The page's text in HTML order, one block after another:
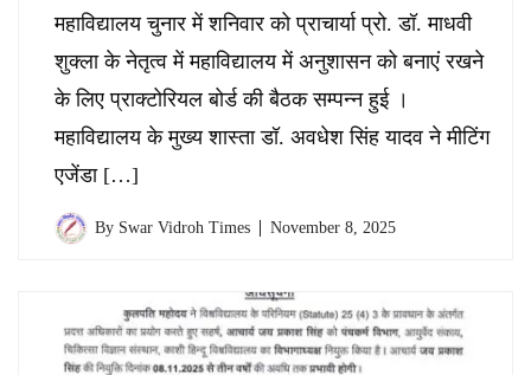
महाविद्यालय चुनार में शनिवार को प्राचार्या प्रो. डॉ. माधवी
शुक्ला के नेतृत्व में महाविद्यालय में अनुशासन को बनाएं रखने
के लिए प्राक्टोरियल बोर्ड की बैठक सम्पन्न हुई ।
महाविद्यालय के मुख्य शास्ता डॉ. अवधेश सिंह यादव ने मीटिंग
एजेंडा […]
By Swar Vidroh Times November 8, 2025